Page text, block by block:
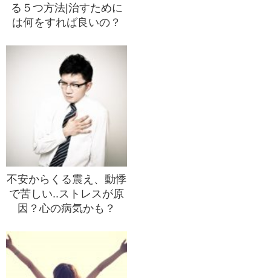
る５つ方法|治すために
は何をすれば良いの？
不安からくる震え、動悸
で苦しい..ストレスが原
因？心の病気かも？